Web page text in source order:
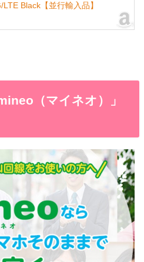
Black【並行輸入品】
（マイネオ）」